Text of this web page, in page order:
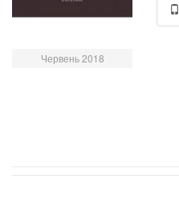
Червень 2018